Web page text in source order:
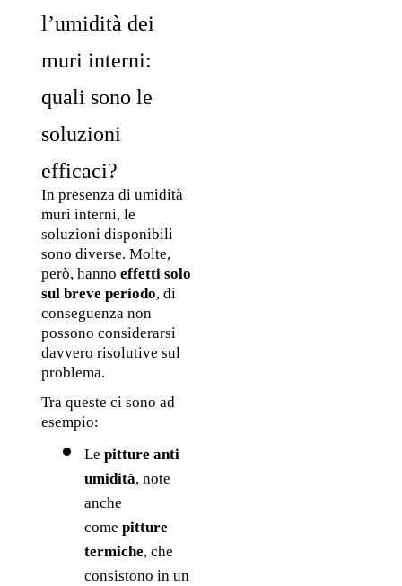
l’umidità dei
muri interni:
quali sono le
soluzioni
efficaci?
In presenza di umidità
muri interni, le
soluzioni disponibili
sono diverse. Molte,
però, hanno effetti solo
sul breve periodo, di
conseguenza non
possono considerarsi
davvero risolutive sul
problema.
Tra queste ci sono ad
esempio:
Le pitture anti
umidità, note
anche
come pitture
termiche, che
consistono in un